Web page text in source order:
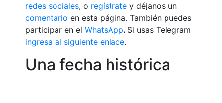
redes sociales, o regístrate y déjanos un
comentario en esta página. También puedes
participar en el WhatsApp. Si usas Telegram
ingresa al siguiente enlace.
Una fecha histórica